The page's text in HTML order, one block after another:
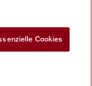
Cookies